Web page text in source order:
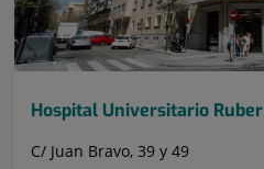
Hospital Universitario
C/ Juan Bravo, 39 y 49